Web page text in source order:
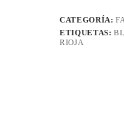
CATEGORÍA:
ETIQUETAS:
RIOJA